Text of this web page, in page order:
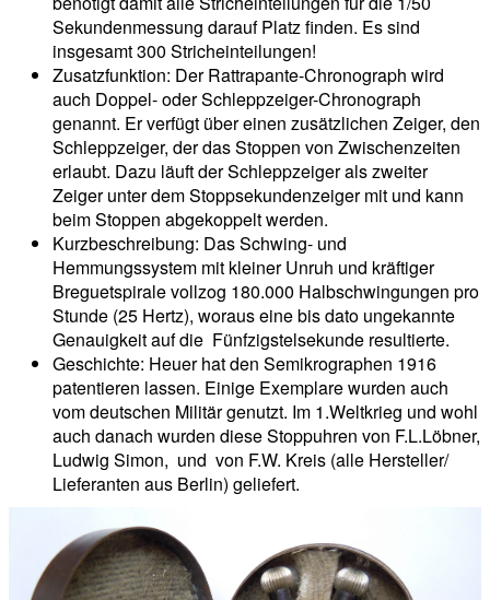
Sekundenmessung darauf Platz finden. Es sind
insgesamt 300 Stricheinteilungen!
Zusatzfunktion: Der Rattrapante-Chronograph wird
auch Doppel- oder Schleppzeiger-Chronograph
genannt. Er verfügt über einen zusätzlichen Zeiger, den
Schleppzeiger, der das Stoppen von Zwischenzeiten
erlaubt. Dazu läuft der Schleppzeiger als zweiter
Zeiger unter dem Stoppsekundenzeiger mit und kann
beim Stoppen abgekoppelt werden.
Kurzbeschreibung: Das Schwing- und
Hemmungssystem mit kleiner Unruh und kräftiger
Breguetspirale vollzog 180.000 Halbschwingungen pro
Stunde (25 Hertz), woraus eine bis dato ungekannte
Genauigkeit auf die Fünfzigstelsekunde re­sultierte.
Geschichte: Heuer hat den Semikrographen 1916
patentieren lassen. Einige Exemplare wurden auch
vom deutschen Militär genutzt. Im 1.Weltkrieg und wohl
auch danach wurden diese Stoppuhren von F.L.Löbner,
Ludwig Simon, und von F.W. Kreis (alle Hersteller/
Lieferanten aus Berlin) geliefert.